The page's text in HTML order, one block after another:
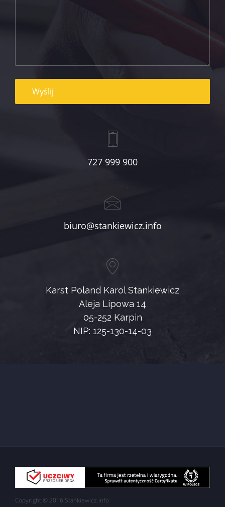
727 999 900
biuro@stankiewicz.info
Karst Poland Karol Stankiewicz
Aleja Lipowa 14
05-252 Karpin
NIP: 125-130-14-03
Copyright © 2016 Stankiewicz.info